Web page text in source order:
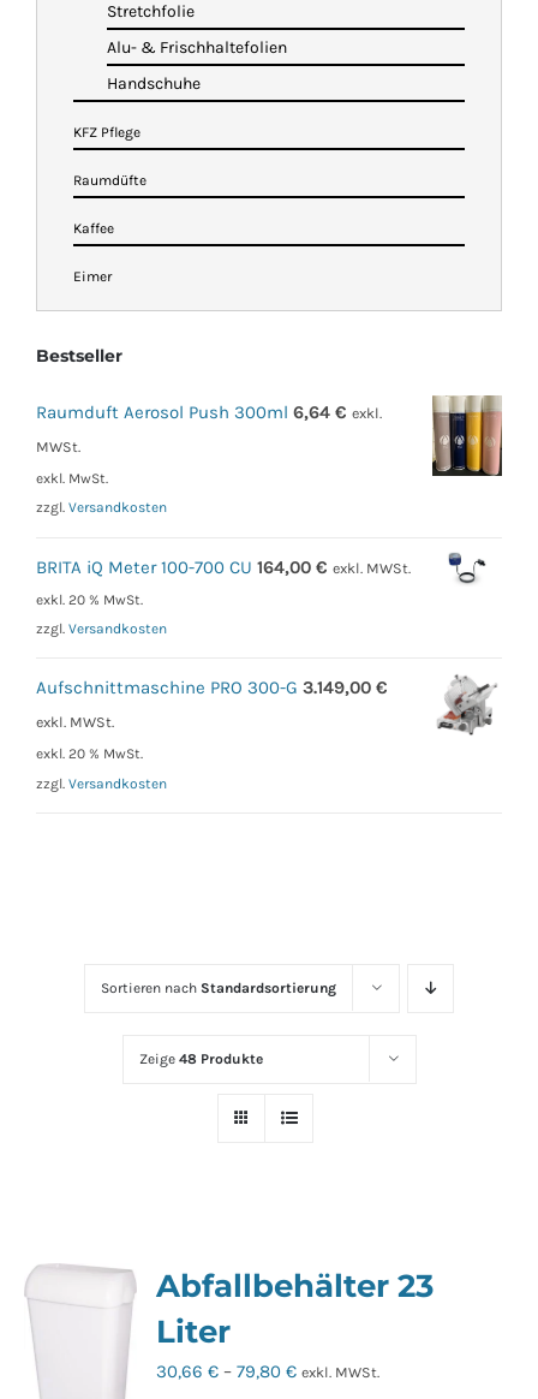
Sortieren nach Standardsortierung
Zeige 48 Produkte
Abfallbehälter 23
Liter
30,66€ –79,80€ exkl. MWSt.
Stretchfolie
Alu- & Frischhaltefolien
Handschuhe
KFZ Pflege
Raumdüfte
Kaffee
Eimer
Bestseller
Raumduft Aerosol Push 300ml 6,64 € exkl.
MWSt.
exkl. MwSt.
zzgl. Versandkosten
BRITA iQ Meter 100-700 CU 164,00 € exkl. MWSt.
exkl. 20 % MwSt.
zzgl. Versandkosten
Aufschnittmaschine PRO 300-G 3.149,00 €
exkl. MWSt.
exkl. 20 % MwSt.
zzgl. Versandkosten